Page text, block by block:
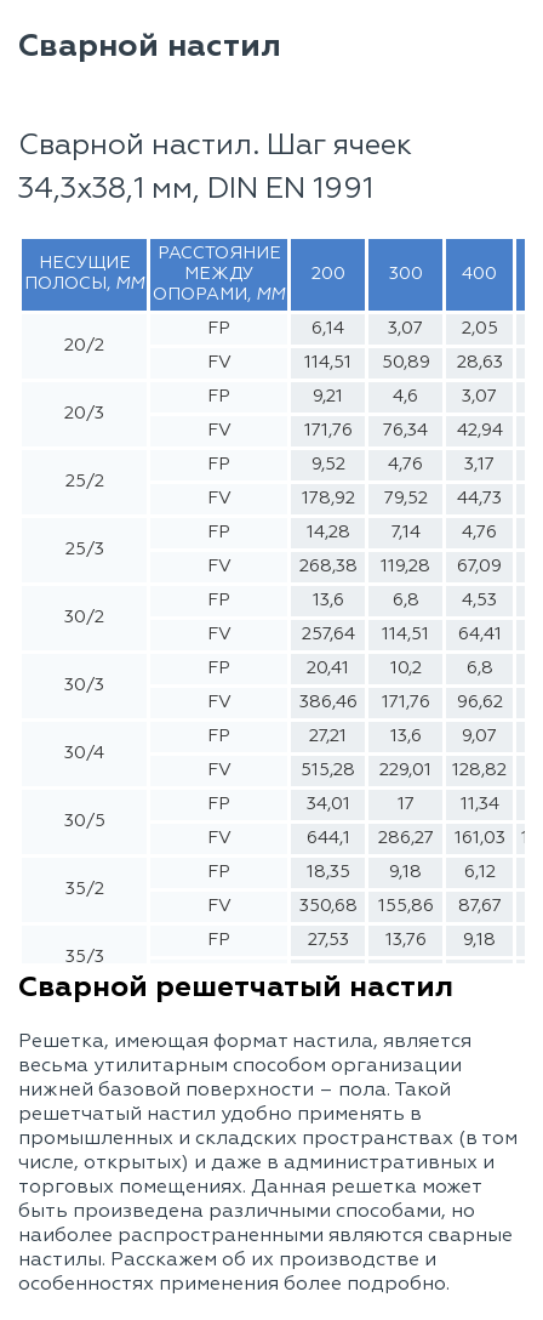
Сварной настил
Сварной настил. Шаг ячеек
34,3x38,1 мм, DIN EN 1991
НЕСУЩИЕ
ПОЛОСЫ, ММ
РАССТОЯНИЕ
МЕЖДУ
ОПОРАМИ, ММ
200 300 400
20/2
FP 6,14 3,07 2,05
FV
114,51 50,89 28,63
20/3
FP 9,21 4,6 3,07
FV
171,76 76,34 42,94
25/2
FP 9,52 4,76 3,17
FV
178,92 79,52 44,73
25/3
FP 14,28 7,14 4,76
FV
268,38 119,28 67,09
30/2
FP 13,6 6,8 4,53
FV
257,64 114,51 64,41
30/3
FP 20,41 10,2 6,8
FV
386,46 171,76 96,62
30/4
FP 27,21 13,6 9,07
FV
515,28 229,01 128,82
30/5
FP 34,01 17 11,34
FV
644,1 286,27 161,03
35/2
FP 18,35 9,18 6,12
FV
350,68 155,86 87,67
35/3
FP 27,53 13,76 9,18
526,02
FV
701,35 311,71 175,34
35/5
FP 45,88 22,94 15,29
FV
876,69 389,64
40/2
FP 23,79 11,89 7,93
40/3
FP 35,68 17,84 11,89
FV
687,04 305,35 171,76
FP 47,58 23,79
Сварной решетчатый настил
Решетка, имеющая формат настила, является
весьма утилитарным способом организации
нижней базовой поверхности – пола. Такой
решетчатый настил удобно применять в
промышленных и складских пространствах (в том
числе, открытых) и даже в административных и
торговых помещениях. Данная решетка может
быть произведена различными способами, но
наиболее распространенными являются сварные
настилы. Расскажем об их производстве и
особенностях применения более подробно.